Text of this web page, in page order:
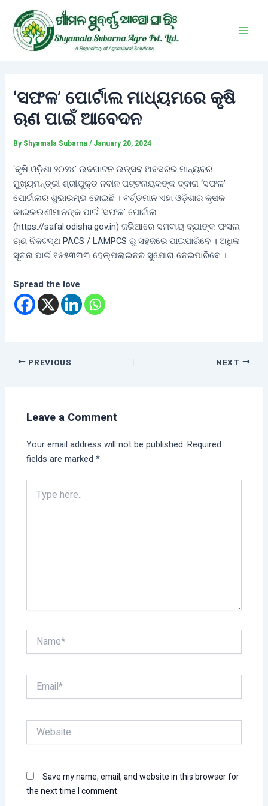
content
‘ସଫଳ’ ପୋର୍ଟାଲ ମାଧ୍ୟମରେ କୃଷି
ଋଣ ପାଇଁ ଆବେଦନ
By Shyamala Subarna/ January 20, 2024
‘କୃଷି ଓଡ଼ିଶା ୨୦୨୪’ ଉଦଘାଟନ ଉତ୍ସବ ଅବସରର ମାନ୍ୟବର
ମୁଖ୍ୟମନ୍ତ୍ରୀ ଶ୍ରୀଯୁକ୍ତ ନବୀନ ପଟ୍ଟନାୟକଙ୍କ ଦ୍ବାରା ‘ସଫଳ’
ପୋର୍ଟାଲର ଶୁଭାରମ୍ଭ ହୋଇଛି । ବର୍ତ୍ତମାନ ଏହା ଓଡ଼ିଶାର କୃଷକ
ଭାଇଭଉଣୀମାନଙ୍କ ପାଇଁ ‘ସଫଳ’ ପୋର୍ଟାଲ
(https://safal.odisha.gov.in) ଜରିଆରେ ସମବାୟ ବ୍ଯାଙ୍କ ଫସଲ
ଋଣ ନିକଟସ୍ଥ PACS / LAMPCS ରୁ ସହଜରେ ପାଇପାରିବେ । ଅଧିକ
ସୂଚନା ପାଇଁ ୧୫୫୩୩୩ ହେଲ୍ପଲାଇନର ସୁଯୋଗ ନେଇପାରିବେ ।
Spread the love
navigation
PREVIOUS NEXT
Leave a Comment
Your email address will not be published. Required
fields are marked*
here..
Name*
Email*
Website
Save my name, email, and website in this browser for
the next time I comment.